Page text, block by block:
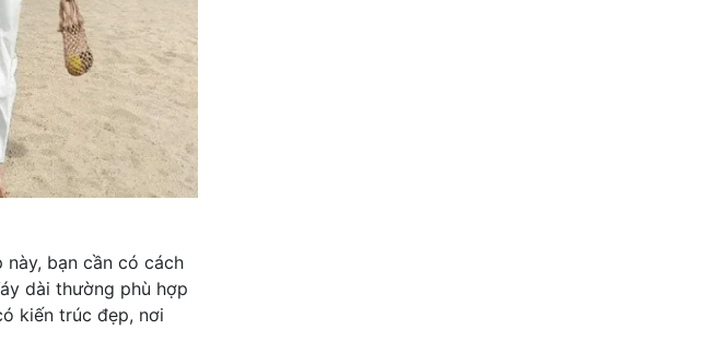
bạn cần có cách
dài thường phù hợp
kiến trúc đẹp, nơi